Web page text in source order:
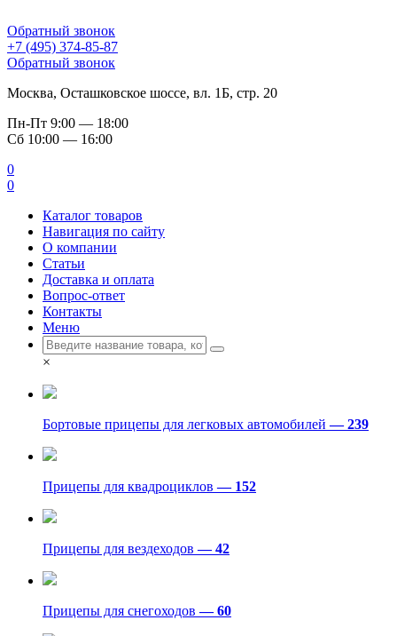
Обратный звонок
+7 (495) 374-85-87
Обратный звонок
Москва, Осташковское шоссе, вл. 1Б, стр. 20
Пн-Пт 9:00 — 18:00
Сб 10:00 — 16:00
0
0
Каталог товаров
Навигация по сайту
О компании
Статьи
Доставка и оплата
Вопрос-ответ
Контакты
Меню
×
Бортовые прицепы для легковых автомобилей— 239
Прицепы для квадроциклов— 152
Прицепы для вездеходов— 42
Прицепы для снегоходов— 60